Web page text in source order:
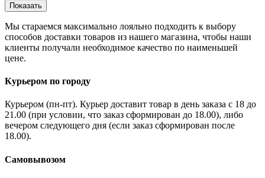
Показать
Мы стараемся максимально лояльно подходить к выбору
способов доставки товаров из нашего магазина, чтобы наши
клиенты получали необходимое качество по наименьшей
цене.
Курьером по городу
Курьером (пн-пт). Курьер доставит товар в день заказа с 18 до
21.00 (при условии, что заказ сформирован до 18.00), либо
вечером следующего дня (если заказ сформирован после
18.00).
Самовывозом